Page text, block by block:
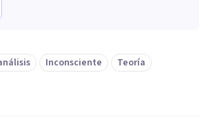
Inconsciente
Teoría